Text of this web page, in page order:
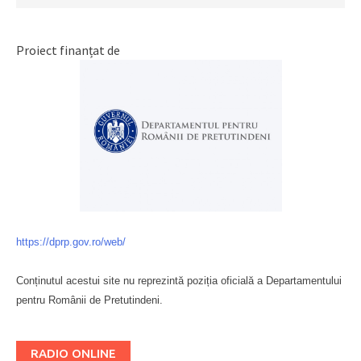
Proiect finanțat de
https://dprp.gov.ro/web/
Conținutul acestui site nu reprezintă poziția oficială a Departamentului
pentru Românii de Pretutindeni.
RADIO ONLINE